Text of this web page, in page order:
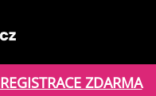
REGISTRACE ZDARMA